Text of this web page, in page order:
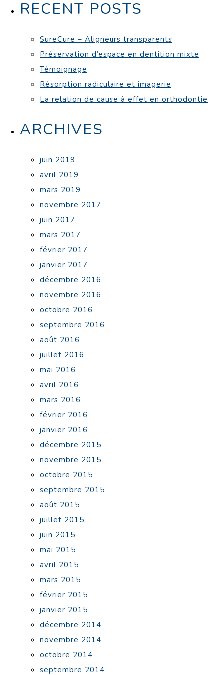
RECENT POSTS
SureCure – Aligneurs transparents
Préservation d’espace en dentition mixte
Témoignage
Résorption radiculaire et imagerie
La relation de cause à effet en orthodontie
ARCHIVES
juin 2019
avril 2019
mars 2019
novembre 2017
juin 2017
mars 2017
février 2017
janvier 2017
décembre 2016
novembre 2016
octobre 2016
septembre 2016
août 2016
juillet 2016
mai 2016
avril 2016
mars 2016
février 2016
janvier 2016
décembre 2015
novembre 2015
octobre 2015
septembre 2015
août 2015
juillet 2015
juin 2015
mai 2015
avril 2015
mars 2015
février 2015
janvier 2015
décembre 2014
novembre 2014
octobre 2014
septembre 2014